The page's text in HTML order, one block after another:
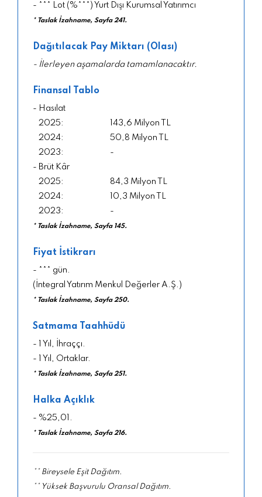
- *** Lot (%***) Yurt Dışı Kurumsal Yatırımcı
* Taslak İzahname, Sayfa 241.
Dağıtılacak Pay Miktarı (Olası)
- İlerleyen aşamalarda tamamlanacaktır.
Finansal Tablo
- Hasılat
143,6 Milyon TL
50,8 Milyon TL
-
- Brüt Kâr
84,3 Milyon TL
10,3 Milyon TL
-
* Taslak İzahname, Sayfa 145.
Fiyat İstikrarı
- *** gün.
(İntegral Yatırım Menkul Değerler A.Ş.)
* Taslak İzahname, Sayfa 250.
Satmama Taahhüdü
- 1 Yıl, İhraççı.
- 1 Yıl, Ortaklar.
* Taslak İzahname, Sayfa 251.
Halka Açıklık
- %25,01.
* Taslak İzahname, Sayfa 216.
** Bireysele Eşit Dağıtım.
** Yüksek Başvurulu Oransal Dağıtım.